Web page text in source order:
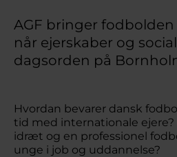
AGF bringer
når ejerskaber og
dagsorden på
Hvordan bevarer dansk
tid med internationale ejere?
idræt og en professionel
unge i job og uddannelse?